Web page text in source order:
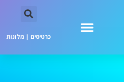
כרטיסים | מלונות